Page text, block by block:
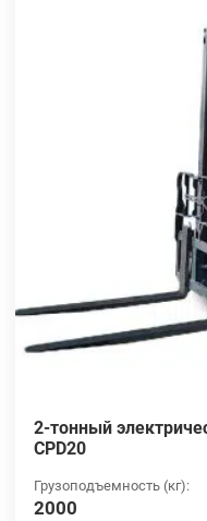
2-тонный
CPD20
Грузоподъемность (кг):
2000